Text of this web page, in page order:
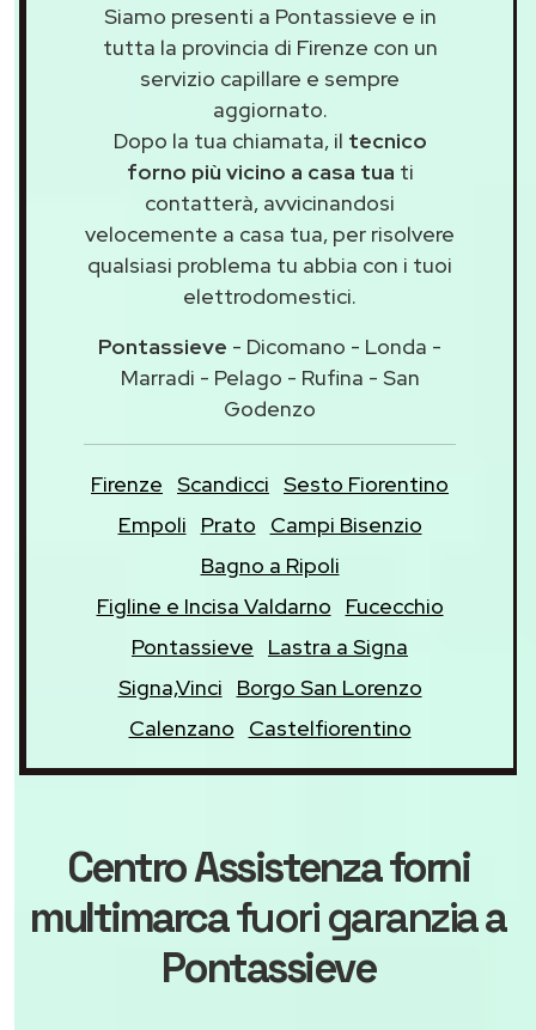
Siamo presenti a Pontassieve e in
tutta la provincia di Firenze con un
servizio capillare e sempre
aggiornato.
Dopo la tua chiamata, il tecnico
forno più vicino a casa tua ti
contatterà, avvicinandosi
velocemente a casa tua, per risolvere
qualsiasi problema tu abbia con i tuoi
elettrodomestici.
Pontassieve - Dicomano - Londa -
Marradi - Pelago - Rufina - San
Godenzo
Firenze Scandicci Sesto Fiorentino
Empoli
Prato
Campi Bisenzio
Bagno a Ripoli
Figline e Incisa Valdarno
Fucecchio
Pontassieve
Lastra a Signa
Signa,Vinci
Borgo San Lorenzo
Calenzano
Castelfiorentino
Centro Assistenza forni
multimarcafuori garanziaa
Pontassieve